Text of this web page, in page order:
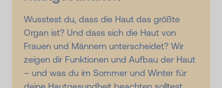
Wusstest du, dass die Haut das größte
Organ ist? Und dass sich die Haut von
Frauen und Männern unterscheidet? Wir
zeigen dir Funktionen und Aufbau der Haut
– und was du im Sommer und Winter für